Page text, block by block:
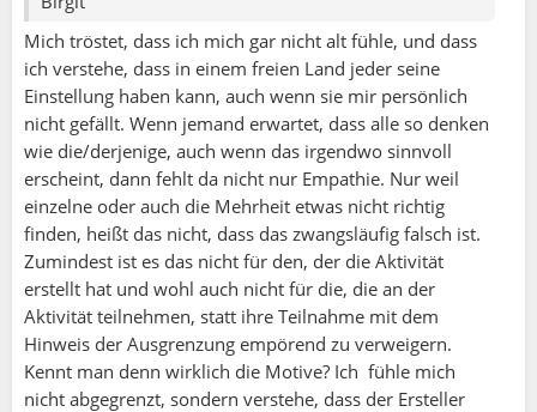
Mich tröstet, dass ich mich gar nicht alt fühle, und dass
ich verstehe, dass in einem freien Land jeder seine
Einstellung haben kann, auch wenn sie mir persönlich
nicht gefällt. Wenn jemand erwartet, dass alle so denken
wie die/derjenige, auch wenn das irgendwo sinnvoll
erscheint, dann fehlt da nicht nur Empathie. Nur weil
einzelne oder auch die Mehrheit etwas nicht richtig
finden, heißt das nicht, dass das zwangsläufig falsch ist.
Zumindest ist es das nicht für den, der die Aktivität
erstellt hat und wohl auch nicht für die, die an der
Aktivität teilnehmen, statt ihre Teilnahme mit dem
Hinweis der Ausgrenzung empörend zu verweigern.
Kennt man denn wirklich die Motive? Ich fühle mich
nicht abgegrenzt, sondern verstehe, dass der Ersteller